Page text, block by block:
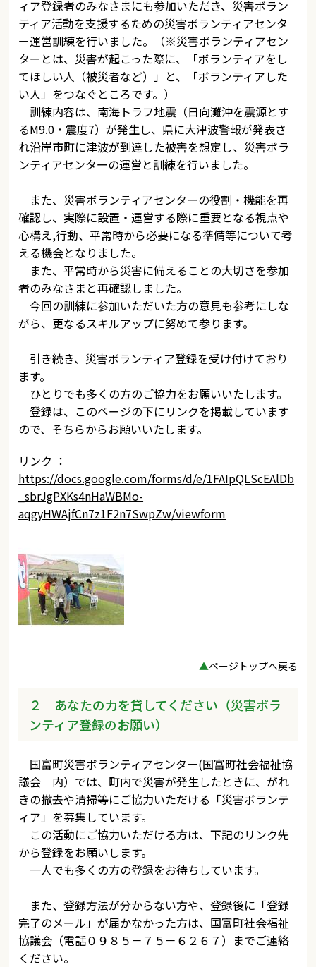
ィア登録者のみなさまにも参加いただき、災害ボラン
ティア活動を支援するための災害ボランティアセンタ
ー運営訓練を行いました。（※災害ボランティアセン
ターとは、災害が起こった際に、「ボランティアをし
てほしい人（被災者など）」と、「ボランティアした
い人」をつなぐところです。）
訓練内容は、南海トラフ地震（日向灘沖を震源とす
るM9.0・震度7）が発生し、県に大津波警報が発表さ
れ沿岸市町に津波が到達した被害を想定し、災害ボラ
ンティアセンターの運営と訓練を行いました。
また、災害ボランティアセンターの役割・機能を再
確認し、実際に設置・運営する際に重要となる視点や
心構え,行動、平常時から必要になる準備等について考
える機会となりました。
また、平常時から災害に備えることの大切さを参加
者のみなさまと再確認しました。
今回の訓練に参加いただいた方の意見も参考にしな
がら、更なるスキルアップに努めて参ります。
引き続き、災害ボランティア登録を受け付けており
ます。
ひとりでも多くの方のご協力をお願いいたします。
登録は、このページの下にリンクを掲載しています
ので、そちらからお願いいたします。
リンク ：
https://docs.google.com/forms/d/e/1FAIpQLScEAlDb
_sbrJgPXKs4nHaWBMo-
aqgyHWAjfCn7z1F2n7SwpZw/viewform
▲ページトップへ戻る
２ あなたの力を貸してください（災害ボラ
ンティア登録のお願い）
国富町災害ボランティアセンター(国富町社会福祉協
議会 内）では、町内で災害が発生したときに、がれ
きの撤去や清掃等にご協力いただける「災害ボランテ
ィア」を募集しています。
この活動にご協力いただける方は、下記のリンク先
から登録をお願いします。
一人でも多くの方の登録をお待ちしています。
また、登録方法が分からない方や、登録後に「登録
完了のメール」が届かなかった方は、国富町社会福祉
協議会（電話０９８５－７５－６２６７）までご連絡
ください。